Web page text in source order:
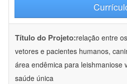
Título do Projeto:relação entre
vetores e pacientes humanos,
área endêmica para leishmaniose
saúde única